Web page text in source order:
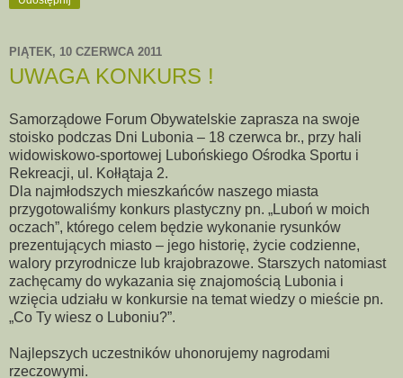
PIĄTEK, 10 CZERWCA 2011
UWAGA KONKURS !
Samorządowe Forum Obywatelskie zaprasza na swoje
stoisko podczas Dni Lubonia – 18 czerwca br., przy hali
widowiskowo-sportowej Lubońskiego Ośrodka Sportu i
Rekreacji, ul. Kołłątaja 2.
Dla najmłodszych mieszkańców naszego miasta
przygotowaliśmy konkurs plastyczny pn. „Luboń w moich
oczach”, którego celem będzie wykonanie rysunków
prezentujących miasto – jego historię, życie codzienne,
walory przyrodnicze lub krajobrazowe. Starszych natomiast
zachęcamy do wykazania się znajomością Lubonia i
wzięcia udziału w konkursie na temat wiedzy o mieście pn.
„Co Ty wiesz o Luboniu?”.
Najlepszych uczestników uhonorujemy nagrodami
rzeczowymi.